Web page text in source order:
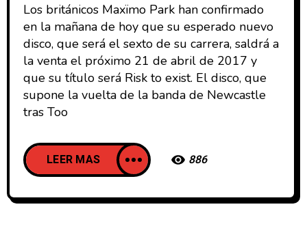
Los británicos Maxïmo Park han confirmado
en la mañana de hoy que su esperado nuevo
disco, que será el sexto de su carrera, saldrá a
la venta el próximo 21 de abril de 2017 y
que su título será Risk to exist. El disco, que
supone la vuelta de la banda de Newcastle
tras Too
LEER MAS 886